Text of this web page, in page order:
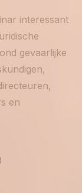
interessant
gevaarlijke
en